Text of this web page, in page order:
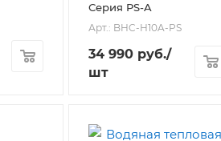
Серия PS-A
Арт.: BHC-H10A-PS
34 990 руб./
шт